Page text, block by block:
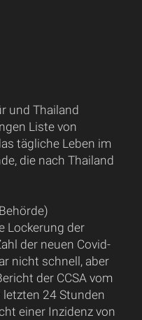
und Thailand
Liste von
tägliche Leben im
die nach Thailand
Lockerung der
der neuen Covid-
nicht schnell, aber
der CCSA vom
24 Stunden
einer Inzidenz von